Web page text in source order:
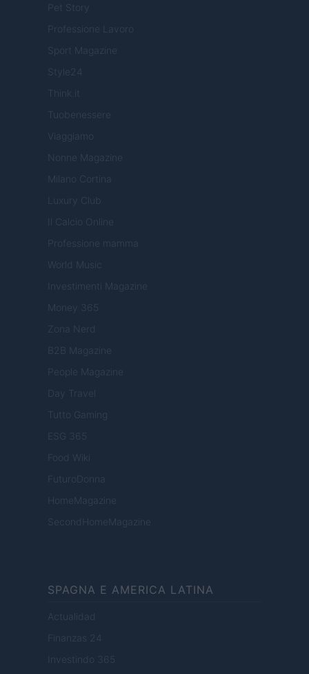
Pet Story
Professione Lavoro
Sport Magazine
Style24
Think.it
Tuobenessere
Viaggiamo
Nonne Magazine
Milano Cortina
Luxury Club
Il Calcio Online
Professione mamma
World Music
Investimenti Magazine
Money 365
Zona Nerd
B2B Magazine
People Magazine
Day Travel
Tutto Gaming
ESG 365
Food Wiki
FuturoDonna
HomeMagazine
SecondHomeMagazine
SPAGNA E AMERICA LATINA
Actualidad
Finanzas 24
Investindo 365